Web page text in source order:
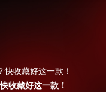
收藏好这一款！